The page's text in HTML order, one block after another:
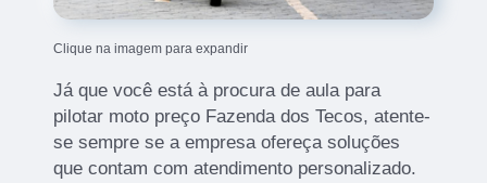
Clique na imagem para expandir
Já que você está à procura de aula para
pilotar moto preço Fazenda dos Tecos, atente-
se sempre se a empresa ofereça soluções
que contam com atendimento personalizado.